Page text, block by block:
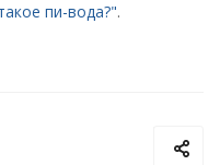
пи-вода?".